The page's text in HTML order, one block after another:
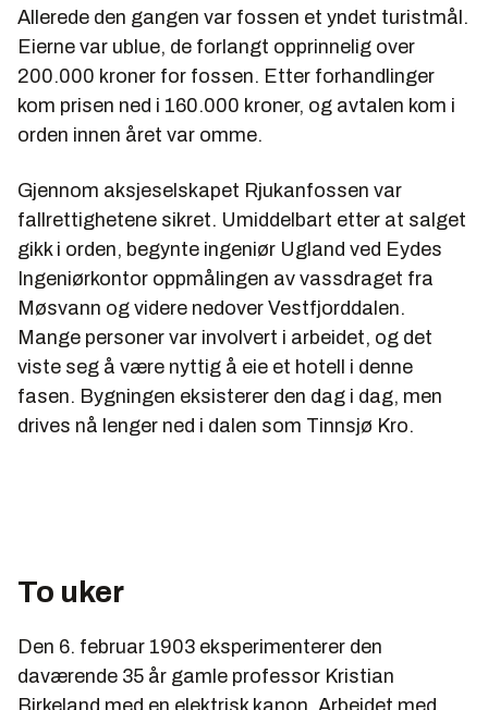
basert på elektrolyse (IG Farben teknologi).
Danner selskapet Nordisk Lettmetall, som skal
produsere aluminiumoksid og magnesium.
24.juli 1943 Herøya bombes. 55 mann omkommer.
1951 Produksjonen av magnesium starter på
Herøya.
1951 Produksjonen av PVC fra karbid starter på
Herøya.
1961 Konsesjonssøknad for vassdraget
Røldal/Suldal.
1963 Planen for aluminiumverket på Karmøy
lanseres.
Julen 1969 Ekofisk erklæres drivverdig. Hydro blir
oljeprodusent.
1971 Konsesjon blir gitt for bygging av oljeraffineriet
på Mongstad.
Allerede den gangen var fossen et yndet turistmål.
Eierne var ublue, de forlangt opprinnelig over
200.000 kroner for fossen. Etter forhandlinger
kom prisen ned i 160.000 kroner, og avtalen kom i
orden innen året var omme.
Gjennom aksjeselskapet Rjukanfossen var
fallrettighetene sikret. Umiddelbart etter at salget
gikk i orden, begynte ingeniør Ugland ved Eydes
Ingeniørkontor oppmålingen av vassdraget fra
Møsvann og videre nedover Vestfjorddalen.
Mange personer var involvert i arbeidet, og det
viste seg å være nyttig å eie et hotell i denne
fasen. Bygningen eksisterer den dag i dag, men
drives nå lenger ned i dalen som Tinnsjø Kro.
To uker
Den 6. februar 1903 eksperimenterer den
daværende 35 år gamle professor Kristian
Birkeland med en elektrisk kanon. Arbeidet med